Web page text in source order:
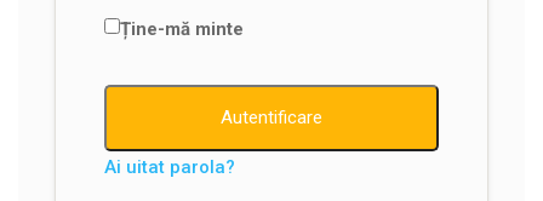
Ține-mă minte
Autentificare
Ai uitat parola?